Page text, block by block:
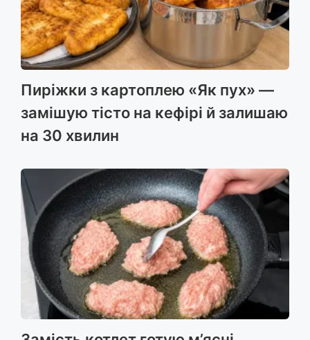
Пиріжки з картоплею «Як пух» —
замішую тісто на кефірі й залишаю
на 30 хвилин